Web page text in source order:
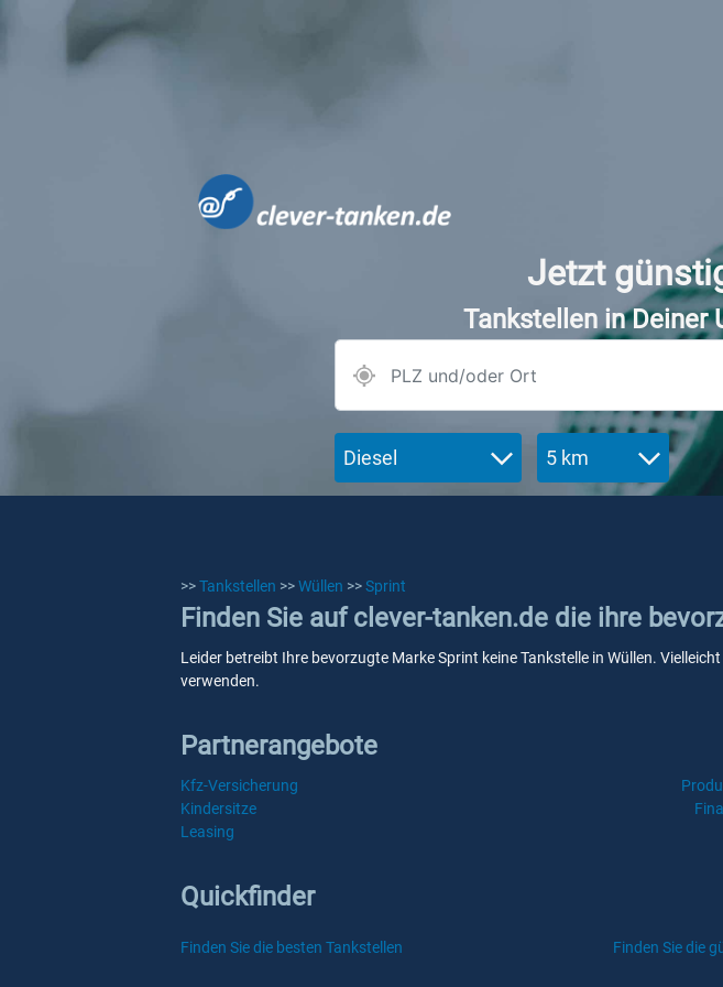
Jetzt
Tankstellen in Deiner
Diesel 5 km
>>Tankstellen >>Wüllen >>Sprint
Finden Sie auf clever-tanken.de die ihre
Leider betreibt Ihre bevorzugte Marke Sprint keine Tankstelle in Wüllen.
verwenden.
Partnerangebote
Kfz-Versicherung
Kindersitze
Leasing
Quickfinder
Finden Sie die besten Tankstellen Finden Sie die